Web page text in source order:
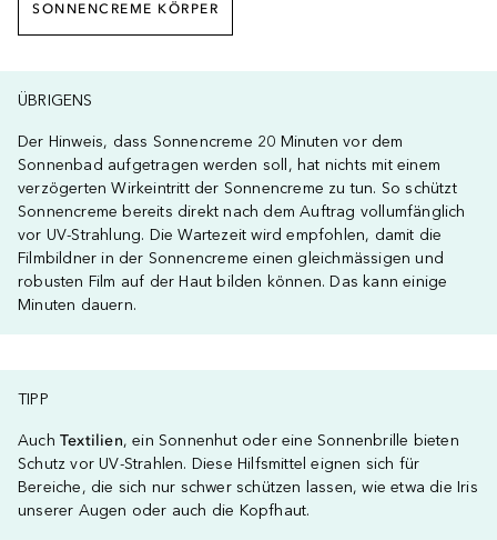
SONNENCREME KÖRPER
ÜBRIGENS
Der Hinweis, dass Sonnencreme 20 Minuten vor dem
Sonnenbad aufgetragen werden soll, hat nichts mit einem
verzögerten Wirkeintritt der Sonnencreme zu tun. So schützt
Sonnencreme bereits direkt nach dem Auftrag vollumfänglich
vor UV-Strahlung. Die Wartezeit wird empfohlen, damit die
Filmbildner in der Sonnencreme einen gleichmässigen und
robusten Film auf der Haut bilden können. Das kann einige
Minuten dauern.
TIPP
Auch Textilien, ein Sonnenhut oder eine Sonnenbrille bieten
Schutz vor UV-Strahlen. Diese Hilfsmittel eignen sich für
Bereiche, die sich nur schwer schützen lassen, wie etwa die Iris
unserer Augen oder auch die Kopfhaut.